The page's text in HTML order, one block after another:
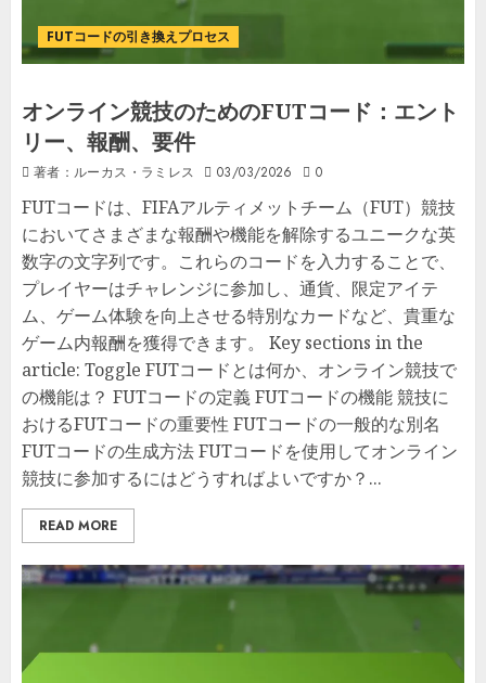
FUTコードの引き換えプロセス
オンライン競技のためのFUTコード：エント
リー、報酬、要件
著者：ルーカス・ラミレス 03/03/2026 0
FUTコードは、FIFAアルティメットチーム（FUT）競技
においてさまざまな報酬や機能を解除するユニークな英
数字の文字列です。これらのコードを入力することで、
プレイヤーはチャレンジに参加し、通貨、限定アイテ
ム、ゲーム体験を向上させる特別なカードなど、貴重な
ゲーム内報酬を獲得できます。 Key sections in the
article: Toggle FUTコードとは何か、オンライン競技で
の機能は？ FUTコードの定義 FUTコードの機能 競技に
おけるFUTコードの重要性 FUTコードの一般的な別名
FUTコードの生成方法 FUTコードを使用してオンライン
競技に参加するにはどうすればよいですか？...
READ MORE